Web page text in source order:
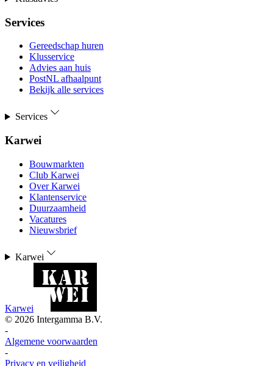
Services
Gereedschap huren
Klusservice
Advies aan huis
PostNL afhaalpunt
Bekijk alle services
Services
Karwei
Bouwmarkten
Club Karwei
Over Karwei
Klantenservice
Duurzaamheid
Vacatures
Nieuwsbrief
Karwei
Karwei
© 2026 Intergamma B.V.
-
Algemene voorwaarden
-
Privacy en veiligheid